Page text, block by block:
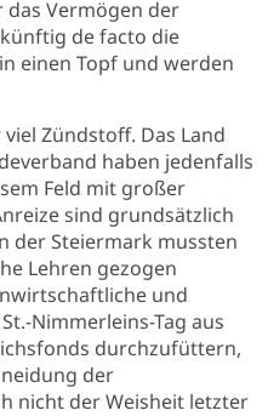
das Vermögen der
de facto die
einen Topf und werden
Zündstoff. Das Land
haben jedenfalls
Feld mit großer
sind grundsätzlich
der Steiermark mussten
Lehren gezogen
und
Nimmerleins-Tag aus
durchzufüttern,
der
nicht der Weisheit letzter